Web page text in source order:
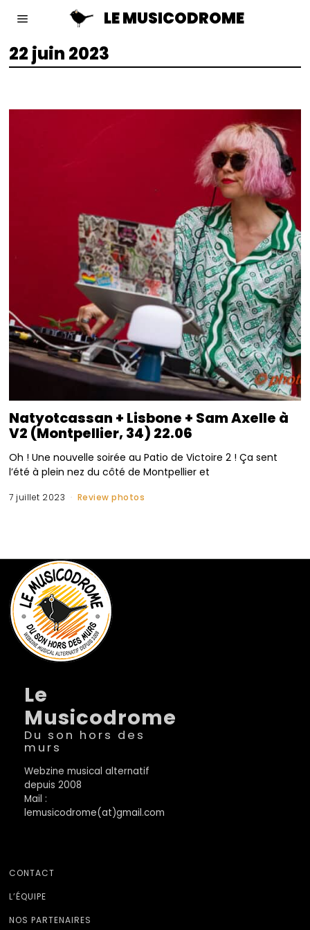
LE MUSICODROME
22 juin 2023
Natyotcassan + Lisbone + Sam Axelle à
V2 (Montpellier, 34) 22.06
Oh ! Une nouvelle soirée au Patio de Victoire 2 ! Ça sent
l’été à plein nez du côté de Montpellier et
7 juillet 2023 Review photos
Le
Musicodrome
Du son hors des
murs
Webzine musical alternatif
depuis 2008
Mail :
lemusicodrome(at)gmail.com
CONTACT
L’ÉQUIPE
NOS PARTENAIRES